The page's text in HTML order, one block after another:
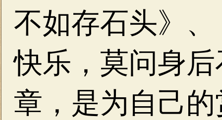
不如存石头》
快乐，莫问身
章，是为自己